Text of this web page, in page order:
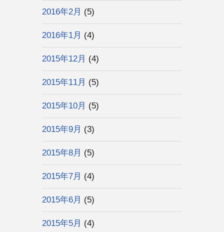
2016年2月 (5)
2016年1月 (4)
2015年12月 (4)
2015年11月 (5)
2015年10月 (5)
2015年9月 (3)
2015年8月 (5)
2015年7月 (4)
2015年6月 (5)
2015年5月 (4)